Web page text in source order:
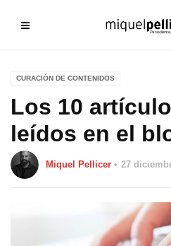
CURACIÓN DE CONTENIDOS
Los 10
leídos en el
Miquel Pellicer 27